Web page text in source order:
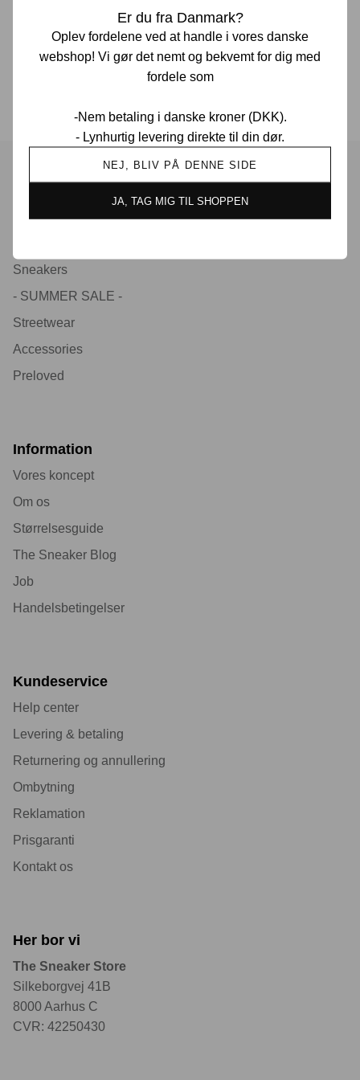
Er du fra Danmark?
Oplev fordelene ved at handle i vores danske
webshop! Vi gør det nemt og bekvemt for dig med
fordele som
-Nem betaling i danske kroner (DKK).
- Lynhurtig levering direkte til din dør.
NEJ, BLIV PÅ DENNE SIDE
JA, TAG MIG TIL SHOPPEN
30 dages returret
Drevet af sneakerheads
Nyheder
Sneakers
- SUMMER SALE -
Streetwear
Accessories
Preloved
Information
Vores koncept
Om os
Størrelsesguide
The Sneaker Blog
Job
Handelsbetingelser
Kundeservice
Help center
Levering & betaling
Returnering og annullering
Ombytning
Reklamation
Prisgaranti
Kontakt os
Her bor vi
The Sneaker Store
Silkeborgvej 41B
8000 Aarhus C
CVR: 42250430